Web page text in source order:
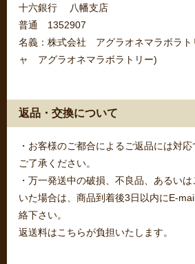
十六銀行 八幡支店
普通 1352907
名義：株式会社 アグラオネマラボラト
ャ アグラオネマラボラトリー)
返品・交換について
・お客様のご都合によるご返品には対
ご了承ください。
・万一発送中の破損、不良品、あるい
いた場合は、商品到着後3日以内にE-
絡下さい。
返送料はこちらが負担いたします。